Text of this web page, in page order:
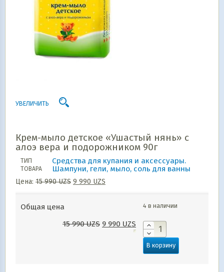
УВЕЛИЧИТЬ
Крем-мыло детское «Ушастый нянь» с
алоэ вера и подорожником 90г
ТИП
ТОВАРА
Средства для купания и аксессуары.
Шампуни, гели, мыло, соль для ванны
Цена: 15 990UZS 9 990 UZS
Общая цена
15 990UZS 9 990 UZS
4 в наличии
В корзину